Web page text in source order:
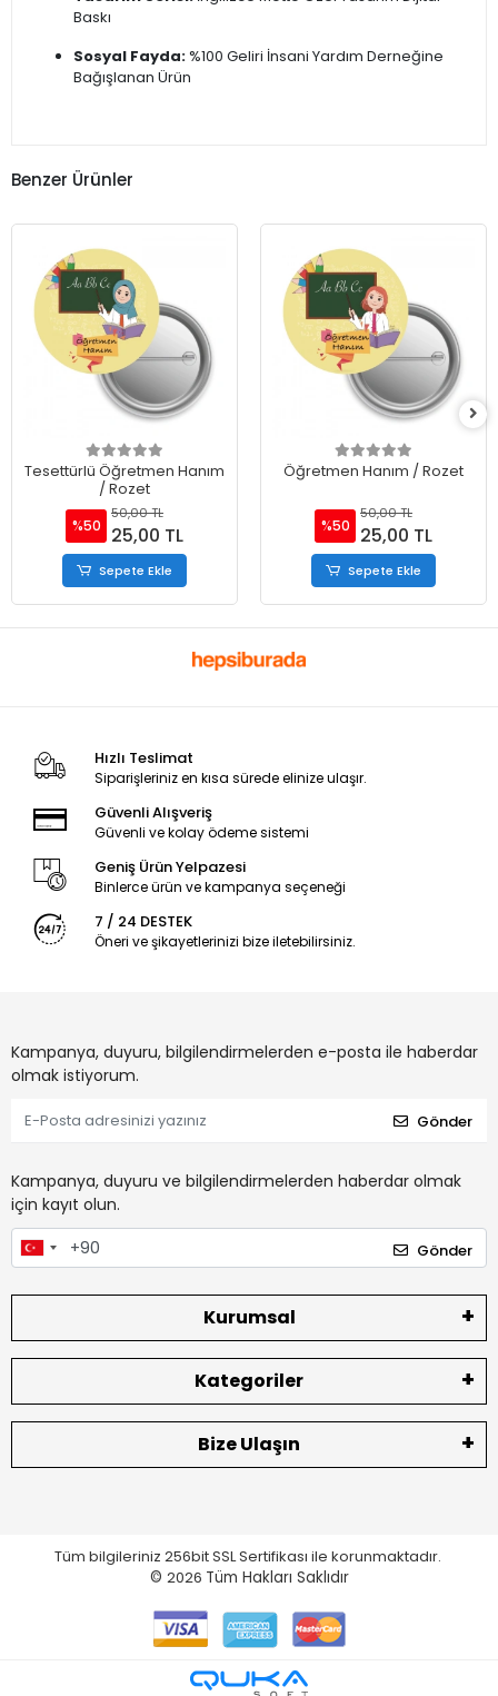
Baskı
Sosyal Fayda: %100 Geliri İnsani Yardım Derneğine
Bağışlanan Ürün
Benzer Ürünler
Tesettürlü Öğretmen Hanım
/ Rozet
%50
50,00 TL
25,00 TL
Sepete Ekle
Öğretmen Hanım / Rozet
%50
50,00 TL
25,00 TL
Sepete Ekle
Hızlı Teslimat
Siparişleriniz en kısa sürede elinize ulaşır.
Güvenli Alışveriş
Güvenli ve kolay ödeme sistemi
Geniş Ürün Yelpazesi
Binlerce ürün ve kampanya seçeneği
7 / 24 DESTEK
Öneri ve şikayetlerinizi bize iletebilirsiniz.
Kampanya, duyuru, bilgilendirmelerden e-posta ile haberdar
olmak istiyorum.
Gönder
Kampanya, duyuru ve bilgilendirmelerden haberdar olmak
için kayıt olun.
Gönder
Kurumsal
Kategoriler
Bize Ulaşın
Tüm bilgileriniz 256bit SSL Sertifikası ile korunmaktadır.
© 2026 Tüm Hakları Saklıdır